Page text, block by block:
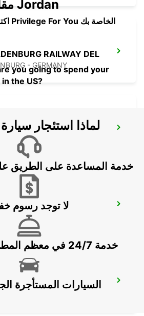
RAILWAY DEL
- GERMANY
- GERMANY
GERMANY
مقالات مدونتنا في Jordan
اكتشف مزايا Privilege For You الخاصة بك
you going to spend your
the US?
لماذا استئجار
خدمة المساعدة على الطريق على
لا توجد رسوم
خدمة 24/7 في معظم المطارات الرئيسية
السيارات المستأجرة